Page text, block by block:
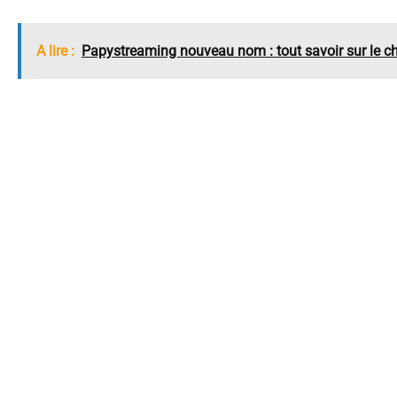
A lire : Papystreaming nouveau nom : tout savoir sur le